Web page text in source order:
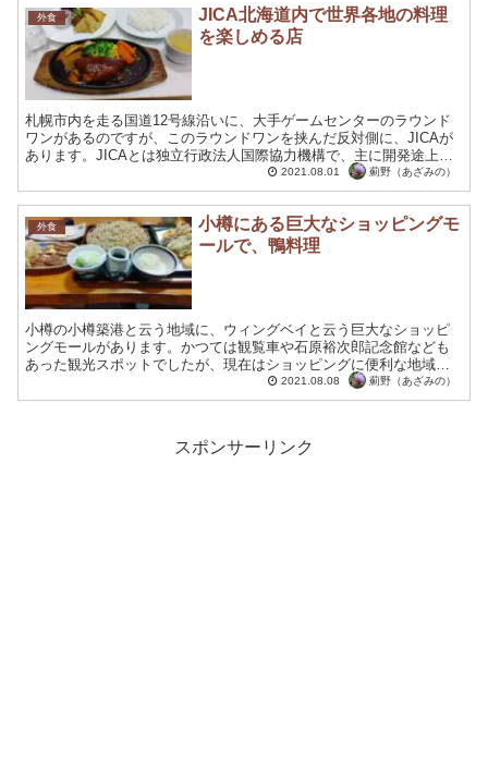
外食
JICA北海道内で世界各地の料理
を楽しめる店
札幌市内を走る国道12号線沿いに、大手ゲームセンターのラウンド
ワンがあるのですが、このラウンドワンを挟んだ反対側に、JICAが
あります。JICAとは独立行政法人国際協力機構で、主に開発途上国
への国際協力を行っている団体です。このJICAに今...
2021.08.01 薊野（あざみの）
外食
小樽にある巨大なショッピングモ
ールで、鴨料理
小樽の小樽築港と云う地域に、ウィングベイと云う巨大なショッピ
ングモールがあります。かつては観覧車や石原裕次郎記念館なども
あった観光スポットでしたが、現在はショッピングに便利な地域に
沿ったエリアとして発展しています。小樽の海に沿って建設され
て...
2021.08.08 薊野（あざみの）
スポンサーリンク